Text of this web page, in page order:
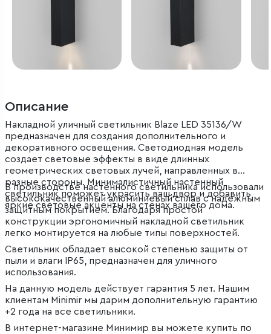
Описание
Накладной уличный светильник Blaze LED 35136/W
предназначен для создания дополнительного и
декоративного освещения. Светодиодная модель
создает световые эффекты в виде длинных
геометрических световых лучей, направленных в
разные стороны. Минималистичный настенный
светильник поможет украсить ваш двор и добавить
яркие световые акценты на стенах вашего дома.
В производстве настенного светильника использовали
высококачественный алюминиевый сплав с надежным
защитным покрытием. Благодаря простой
конструкции эргономичный накладной светильник
легко монтируется на любые типы поверхностей.
Светильник обладает высокой степенью защиты от
пыли и влаги IP65, предназначен для уличного
использования.
На данную модель действует гарантия 5 лет. Нашим
клиентам Minimir мы дарим дополнительную гарантию
+2 года на все светильники.
В интернет-магазине Минимир вы можете купить по